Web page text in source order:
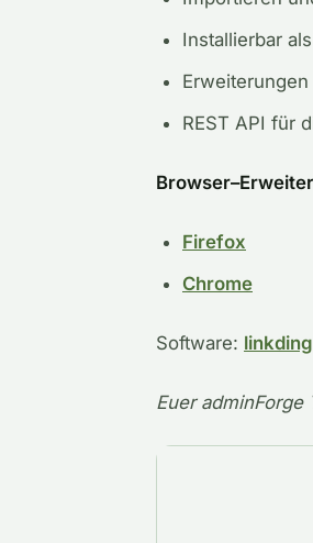
Installierbar als
Erweiterungen
REST API für
Browser–
Firefox
Chrome
Software: linkding
Euer adminForge